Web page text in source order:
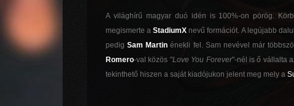
A világhírű magyar duó idén is 100%-on pörög.
megismerte aStadiumX nevű formációt. A legújabb
pedigSam Martin énekli fel. Sam nevével már
Romero-val közös "Love You Forever"-nél is ő vállalta
tekinthető hiszen a saját kiadójukon jelent meg mely a